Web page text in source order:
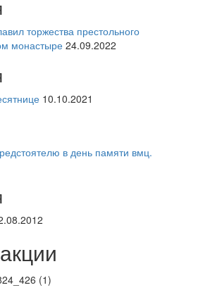
торжества престольного
монастыре 24.09.2022
10.10.2021
в день памяти вмц.